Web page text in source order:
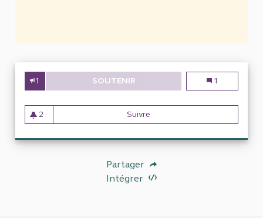
1 SOUTENIR LA POLITIQUE FONCIÈRE DE
La politique
1
2
2 abonnés
Suivre
Partager
Intégrer